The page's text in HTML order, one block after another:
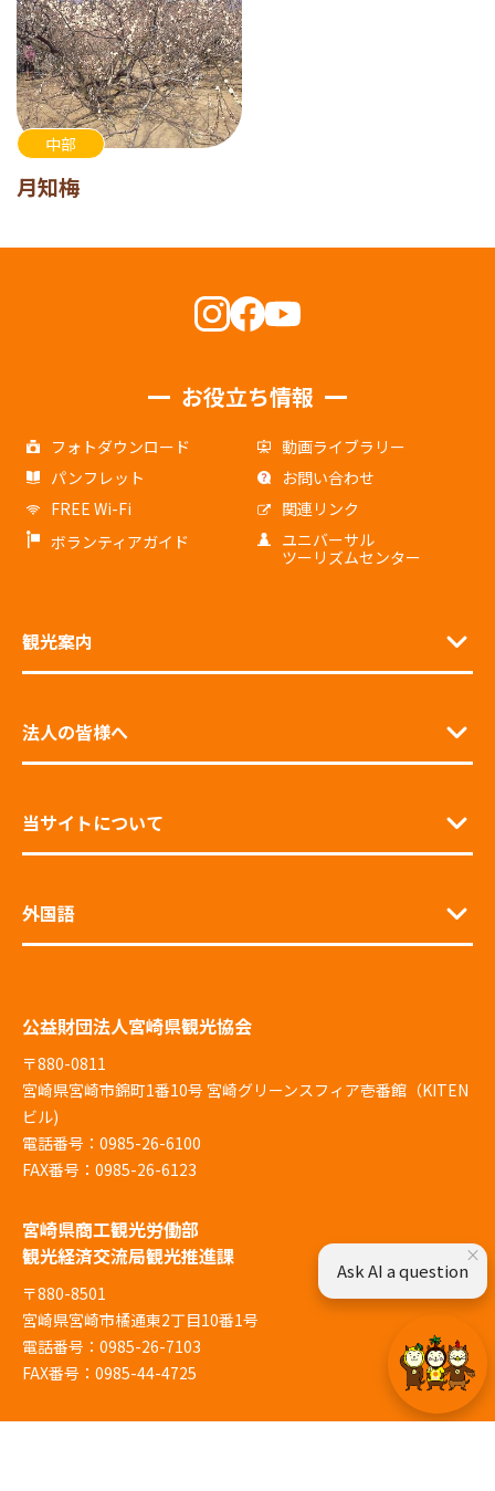
中部
月知梅
お役立ち情報
フォトダウンロード
動画ライブラリー
パンフレット
お問い合わせ
FREE Wi-Fi
関連リンク
ボランティアガイド
ユニバーサル
ツーリズムセンター
観光案内
法人の皆様へ
当サイトについて
外国語
公益財団法人宮崎県観光協会
〒880-0811
宮崎県宮崎市錦町1番10号 宮崎グリーンスフィア壱番館（KITEN
ビル)
電話番号：0985-26-6100
FAX番号：0985-26-6123
宮崎県商工観光労働部
観光経済交流局観光推進課
〒880-8501
宮崎県宮崎市橘通東2丁目10番1号
電話番号：0985-26-7103
FAX番号：0985-44-4725
×
Ask AI a question